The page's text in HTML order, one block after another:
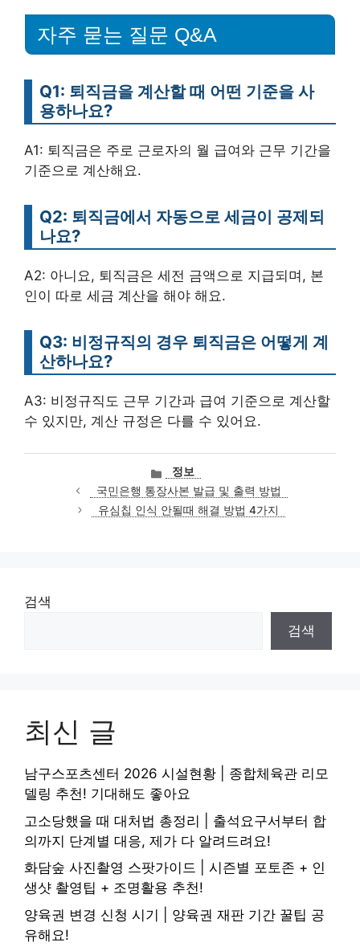
자주 묻는 질문 Q&A
Q1: 퇴직금을 계산할 때 어떤 기준을 사
용하나요?
A1: 퇴직금은 주로 근로자의 월 급여와 근무 기간을
기준으로 계산해요.
Q2: 퇴직금에서 자동으로 세금이 공제되
나요?
A2: 아니요, 퇴직금은 세전 금액으로 지급되며, 본
인이 따로 세금 계산을 해야 해요.
Q3: 비정규직의 경우 퇴직금은 어떻게 계
산하나요?
A3: 비정규직도 근무 기간과 급여 기준으로 계산할
수 있지만, 계산 규정은 다를 수 있어요.
카
테
고
리
정보
국민은행 통장사본 발급 및 출력 방법
유심칩 인식 안될때 해결 방법 4가지
검색
검색
최신 글
남구스포츠센터 2026 시설현황 | 종합체육관 리모
델링 추천! 기대해도 좋아요
고소당했을 때 대처법 총정리 | 출석요구서부터 합
의까지 단계별 대응, 제가 다 알려드려요!
화담숲 사진촬영 스팟가이드 | 시즌별 포토존 + 인
생샷 촬영팁 + 조명활용 추천!
양육권 변경 신청 시기 | 양육권 재판 기간 꿀팁 공
유해요!